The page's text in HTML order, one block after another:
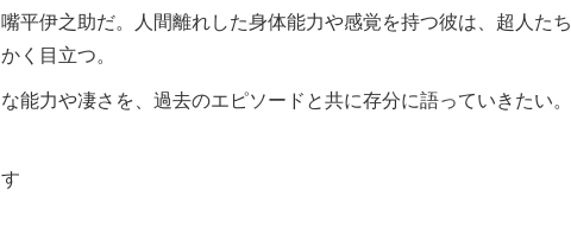
平伊之助だ。人間離れした身体能力や感覚を持つ彼は、超人たち
く目立つ。
能力や凄さを、過去のエピソードと共に存分に語っていきたい。